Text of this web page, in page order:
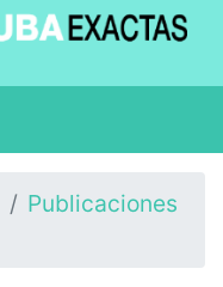
Publicaciones